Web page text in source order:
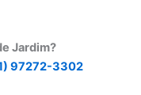
Jardim?
97272-3302